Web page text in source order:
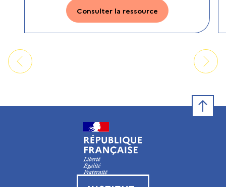
Consulter la ressource
Visiter le site de l’Institut français